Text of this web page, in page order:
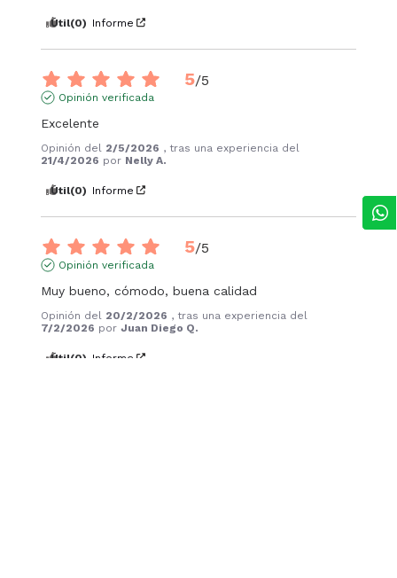
Útil(0) Informe
5/5
Opinión verificada
Excelente
Opinión del 2/5/2026 , tras una experiencia del
21/4/2026 por Nelly A.
Útil(0) Informe
5/5
Opinión verificada
Muy bueno, cómodo, buena calidad
Opinión del 20/2/2026 , tras una experiencia del
7/2/2026 por Juan Diego Q.
Útil(0) Informe